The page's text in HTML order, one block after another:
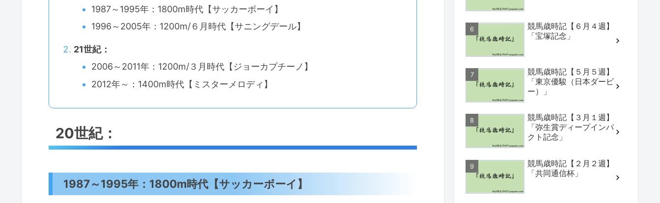
1987～1995年：1800m時代【サッカーボーイ】
1996～2005年：1200m/６月時代【サニングデール】
21世紀：
2006～2011年：1200m/３月時代【ジョーカプチーノ】
2012年～：1400m時代【ミスターメロディ】
20世紀：
1987～1995年：1800m時代【サッカーボーイ】
競馬歳時記【６月４週】
「宝塚記念」
競馬歳時記【５月５週】
「東京優駿（日本ダービ
ー）」
競馬歳時記【３月１週】
「弥生賞ディープインパ
クト記念」
競馬歳時記【２月２週】
「共同通信杯」